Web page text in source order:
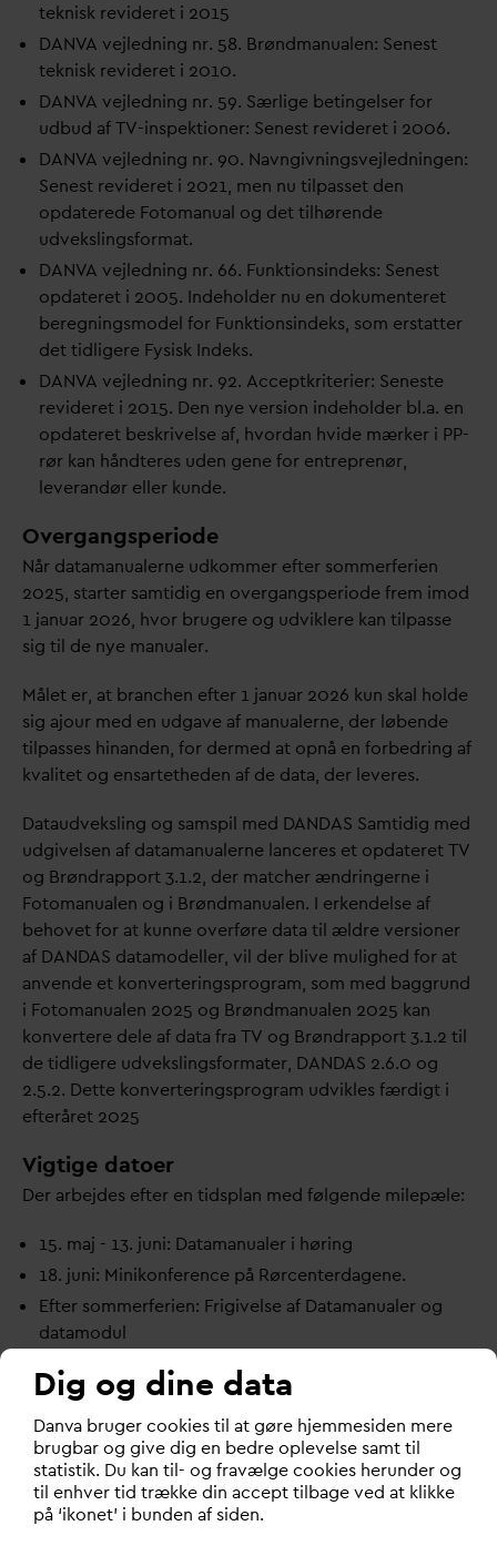
teknisk revideret i 2015
DANVA vejledning nr. 58. Brøndmanualen: Senest
teknisk revideret i 2010.
DANVA vejledning nr. 59. Særlige betingelser for
udbud af TV-inspektioner: Senest revideret i 2006.
DANVA vejledning nr. 90. Navngivningsvejledningen:
Senest revideret i 2021, men nu tilpasset den
opdaterede Fotomanual og det tilhørende
udvekslingsformat.
DANVA vejledning nr. 66. Funktionsindeks: Senest
opdateret i 2005. Indeholder nu en dokumenteret
beregningsmodel for Funktionsindeks, som erstatter
det tidligere Fysisk Indeks.
DANVA vejledning nr. 92. Acceptkriterier: Seneste
revideret i 2015. Den nye version indeholder bl.a. en
opdateret beskrivelse af, hvordan hvide mærker i PP-
rør kan håndteres uden gene for entreprenør,
leverandør eller kunde.
Overgangsperiode
Når datamanualerne udkommer efter sommerferien
2025, starter samtidig en overgangsperiode frem imod
1 januar 2026, hvor brugere og udviklere kan tilpasse
sig til de nye manualer.
Målet er, at branchen efter 1 januar 2026 kun skal holde
sig ajour med en udgave af manualerne, der løbende
tilpasses hinanden, for dermed at opnå en forbedring af
kvalitet og ensartetheden af de data, der leveres.
Dataudveksling og samspil med DANDAS Samtidig med
udgivelsen af datamanualerne lanceres et opdateret TV
og Brøndrapport 3.1.2, der matcher ændringerne i
Fotomanualen og i Brøndmanualen. I erkendelse af
behovet for at kunne overføre data til ældre versioner
af DANDAS datamodeller, vil der blive mulighed for at
anvende et konverteringsprogram, som med baggrund
i Fotomanualen 2025 og Brøndmanualen 2025 kan
konvertere dele af data fra TV og Brøndrapport 3.1.2 til
de tidligere udvekslingsformater, DANDAS 2.6.0 og
2.5.2. Dette konverteringsprogram udvikles færdigt i
efteråret 2025
Vigtige datoer
Der arbejdes efter en tidsplan med følgende milepæle:
15. maj - 13. juni: Datamanualer i høring
18. juni: Minikonference på Rørcenterdagene.
Efter sommerferien: Frigivelse af Datamanualer og
datamodul
22 oktober: ERFA
AN
Fotomanualgruppen
1. januar 2026 Tidligere udgaver vedligeholdes og
sælges ikke længere
Kontakt
Dig og dine data
Danva bruger cookies til at gøre hjemmesiden mere
brugbar og give dig en bedre oplevelse samt til
statistik. Du kan til- og fravælge cookies herunder og
til enhver tid trække din accept tilbage ved at klikke
på ‘ikonet’ i bunden af siden.